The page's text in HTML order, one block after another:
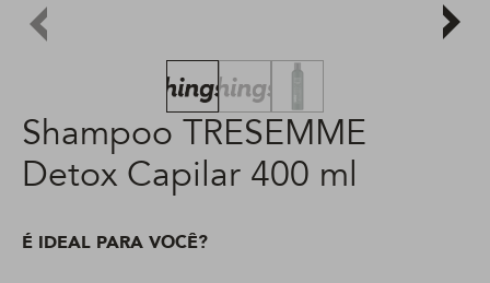
Shampoo TRESEMME
Detox Capilar 400 ml
É IDEAL PARA VOCÊ?